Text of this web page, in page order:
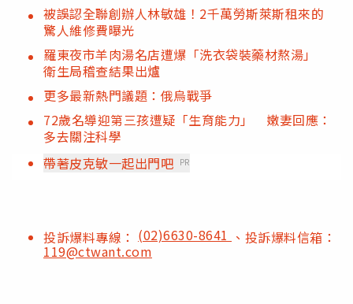
被誤認全聯創辦人林敏雄！2千萬勞斯萊斯租來的
驚人維修費曝光
羅東夜市羊肉湯名店遭爆「洗衣袋裝藥材熬湯」
衛生局稽查結果出爐
更多最新熱門議題：俄烏戰爭
72歲名導迎第三孩遭疑「生育能力」 嫩妻回應：
多去關注科學
帶著皮克敏一起出門吧 PR
投訴爆料專線： (02)6630-8641 、投訴爆料信箱：
119@ctwant.com